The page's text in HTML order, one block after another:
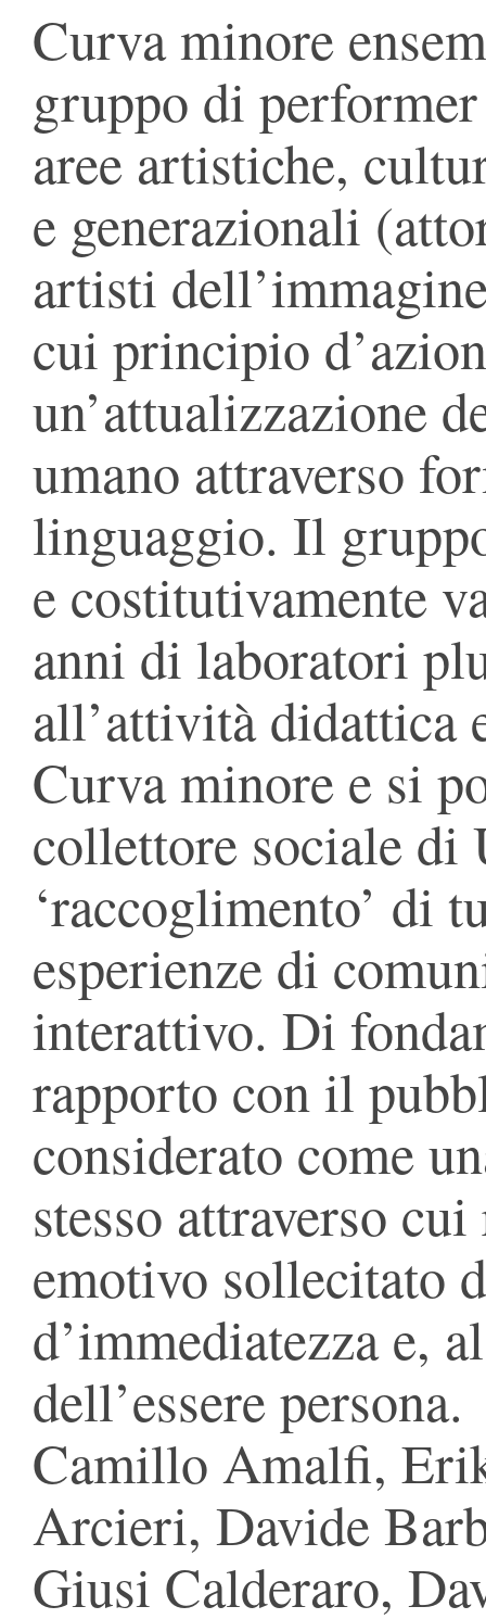
Curva minore
gruppo di
aree artistiche,
e generazionali
artisti
cui principio
un’attualizzazione
umano attraverso
linguaggio. Il
e costitutivamente
anni di laboratori
all’attività didattica
Curva minore e si
collettore sociale
‘raccoglimento’ di
esperienze di
interattivo. Di
rapporto con il
considerato come
stesso attraverso
emotivo sollecitato
d’immediatezza e,
dell’essere persona.
Camillo Amalfi,
Arcieri, Davide
Giusi Calderaro,